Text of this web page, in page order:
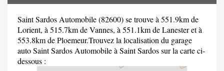
Saint Sardos Automobile (82600) se trouve à 551.9km de
Lorient, à 515.7km de Vannes, à 551.1km de Lanester et à
553.8km de Ploemeur.Trouvez la localisation du garage
auto Saint Sardos Automobile à Saint Sardos sur la carte ci-
dessous :